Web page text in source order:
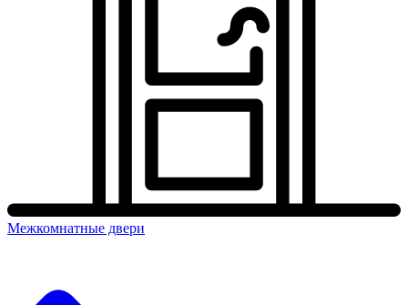
Межкомнатные двери